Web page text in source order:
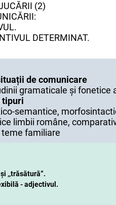
(2)
DETERMINAT.
de comunicare
gramaticale și fonetice
tipuri
semantice,
limbii române,
familiare
,,trăsătură”.
- adjectivul.